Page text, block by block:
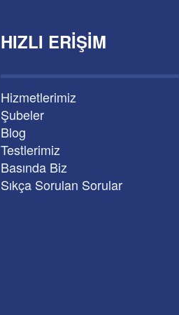
HIZLI ERIŞIM
Hizmetlerimiz
Şubeler
Blog
Testlerimiz
Basında Biz
Sıkça Sorulan Sorular